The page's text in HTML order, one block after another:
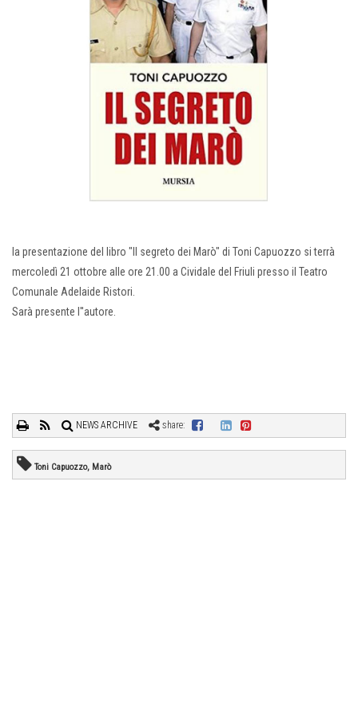
la presentazione del libro "Il segreto dei Marò" di Toni Capuozzo si terrà
mercoledì 21 ottobre alle ore 21.00 a Cividale del Friuli presso il Teatro
Comunale Adelaide Ristori.
Sarà presente l''autore.
NEWS ARCHIVE share:
Toni Capuozzo, Marò